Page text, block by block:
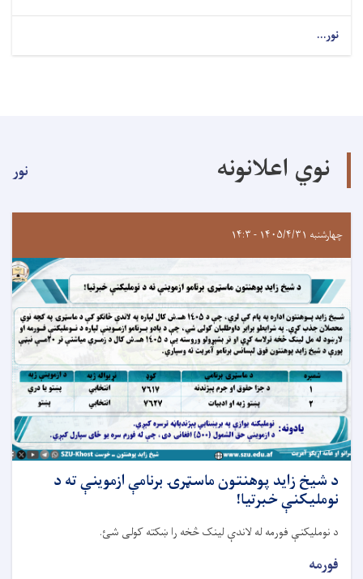
نور...
نوي اعلانونه نور
چهارشنبه ۱۴۰۵/۴/۳۱ - ۱۴:۳
د شيخ زايد پوهنتون ماسټرۍ برنامې ازموينې ته د
نومليکنې خبرتيا!
د نومليکنې فورمه له لاندې لينک څخه را ښکته کولی شئ.
فورمه